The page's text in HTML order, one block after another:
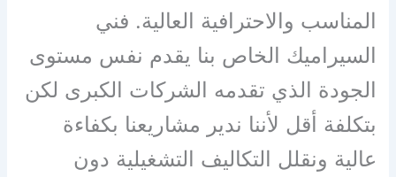
المناسب والاحترافية العالية. فني
السيراميك الخاص بنا يقدم نفس مستوى
الجودة الذي تقدمه الشركات الكبرى لكن
بتكلفة أقل لأننا ندير مشاريعنا بكفاءة
عالية ونقلل التكاليف التشغيلية دون